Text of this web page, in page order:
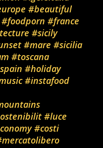
#beautiful
#foodporn #france
#sicily
#mare #sicilia
#toscana
#holiday
#instafood
#luce
#costi